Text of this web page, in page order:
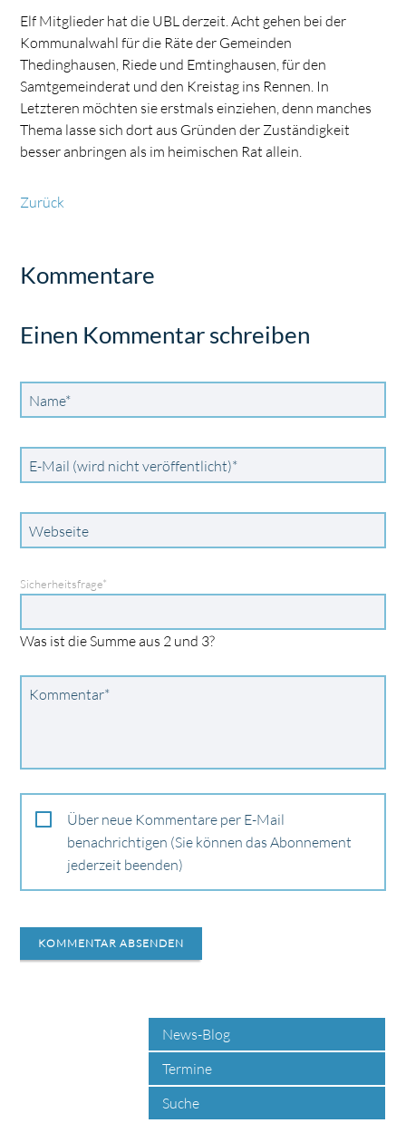
Elf Mitglieder hat die UBL derzeit. Acht gehen bei der
Kommunalwahl für die Räte der Gemeinden
Thedinghausen, Riede und Emtinghausen, für den
Samtgemeinderat und den Kreistag ins Rennen. In
Letzteren möchten sie erstmals einziehen, denn manches
Thema lasse sich dort aus Gründen der Zuständigkeit
besser anbringen als im heimischen Rat allein.
Zurück
Kommentare
Einen Kommentar schreiben
Pflichtfeld
Name*
Pflichtfeld
E-Mail (wird nicht veröffentlicht)*
Webseite
Pflichtfeld
Sicherheitsfrage*
Was ist die Summe aus 2 und 3?
Pflichtfeld
Kommentar*
Über neue Kommentare per E-Mail
benachrichtigen (Sie können das Abonnement
jederzeit beenden)
KOMMENTAR ABSENDEN
News-Blog
Termine
Suche